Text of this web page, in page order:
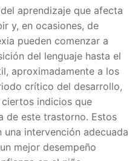
aprendizaje que afecta
y, en ocasiones, de
pueden comenzar a
del lenguaje hasta el
aproximadamente a los
crítico del desarrollo,
indicios que
de este trastorno. Estos
intervención adecuada
mejor desempeño